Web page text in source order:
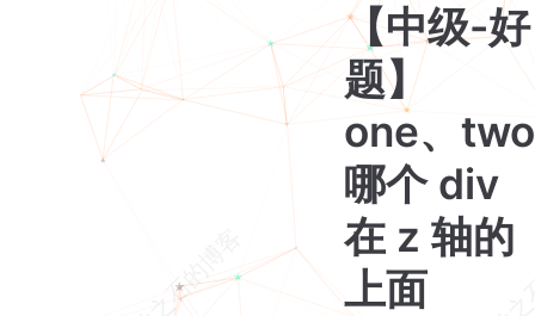
【中级-好
题】
one、two
哪个 div
在 z 轴的
上面